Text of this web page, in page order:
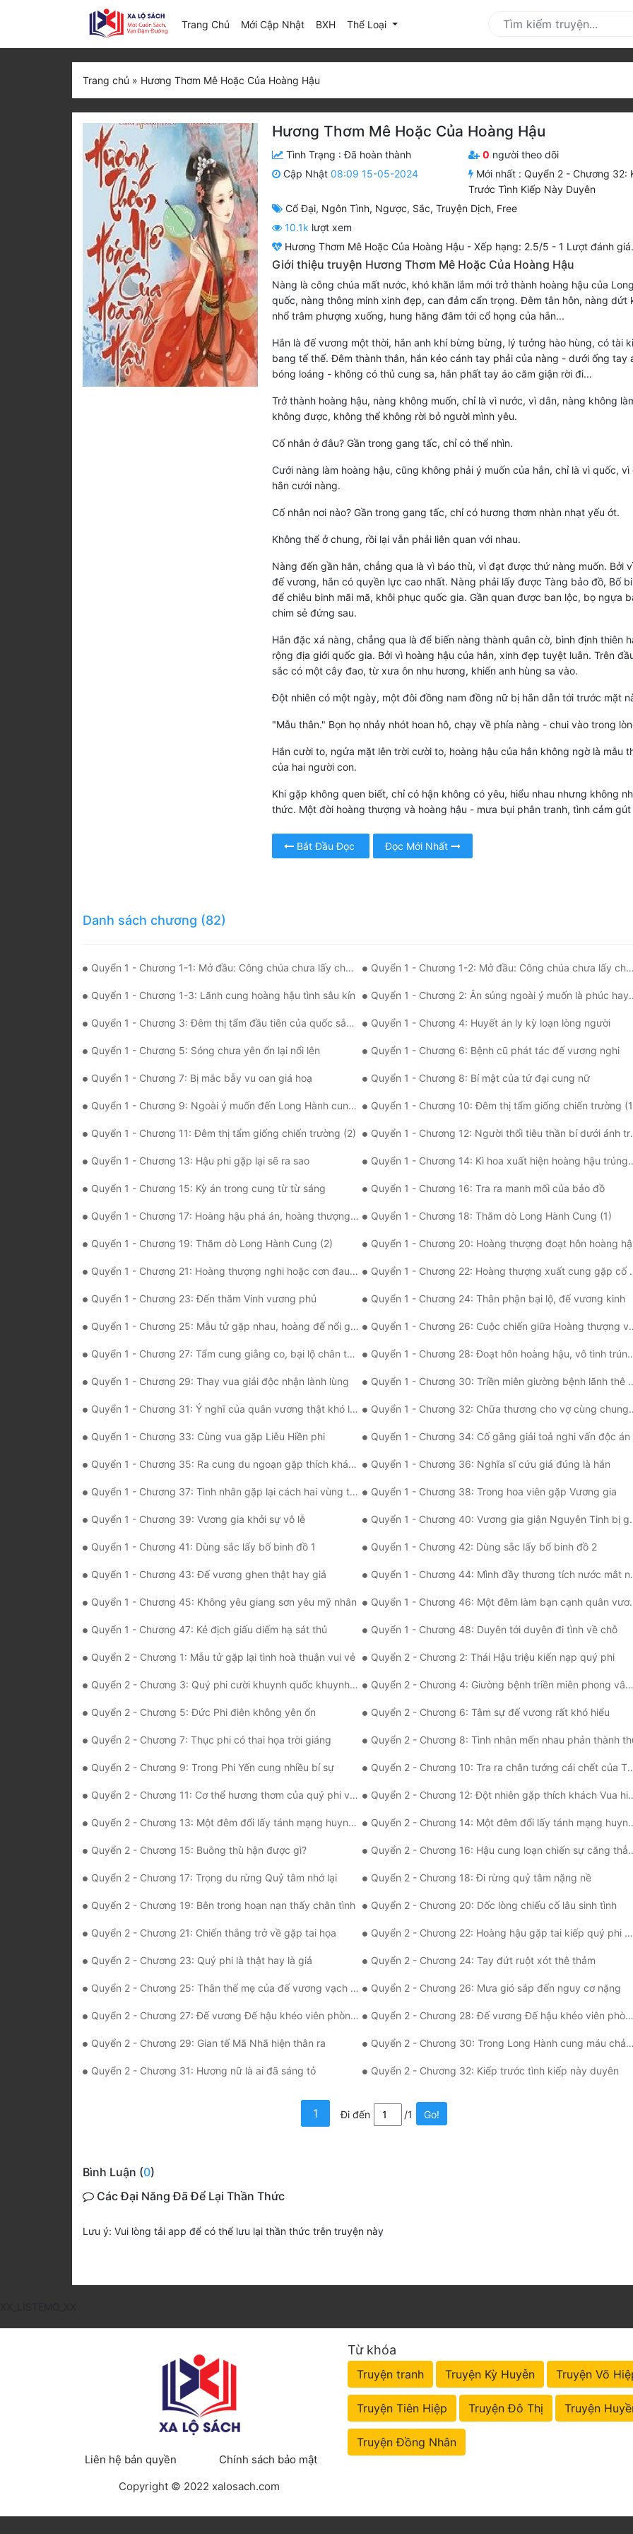
Trang Chủ Mới Cập Nhật(current)
BXH Thể Loại
Trang chủ » Hương Thơm Mê Hoặc Của Hoàng Hậu
Hương Thơm Mê Hoặc Của Hoàng Hậu
Tình Trạng :Đã hoàn thành 0 người theo dõi
Cập Nhật 08:09 15-05-2024 Mới nhất :Quyển 2 - Chương 32:
Trước Tình Kiếp Này Duyên
Cổ Đại, Ngôn Tình, Ngược, Sắc, Truyện Dịch, Free
10.1k lượt xem
Hương Thơm Mê Hoặc Của Hoàng Hậu - Xếp hạng: 2.5/5 - 1 Lượt đánh giá.
Giới thiệu truyện Hương Thơm Mê Hoặc Của Hoàng Hậu
Nàng là công chúa mất nước, khó khăn lắm mới trở thành hoàng hậu của
quốc, nàng thông minh xinh đẹp, can đảm cẩn trọng. Đêm tân hôn, nàng dứt
nhổ trâm phượng xuống, hung hăng đâm tới cổ họng của hắn...
Hắn là đế vương một thời, hắn anh khí bừng bừng, lý tưởng hào hùng, có tài
bang tế thế. Đêm thành thân, hắn kéo cánh tay phải của nàng - dưới ống tay
bóng loáng - không có thủ cung sa, hắn phất tay áo căm giận rời đi...
Trở thành hoàng hậu, nàng không muốn, chỉ là vì nước, vì dân, nàng không
không được, không thể không rời bỏ người mình yêu.
Cố nhân ở đâu? Gần trong gang tấc, chỉ có thể nhìn.
Cưới nàng làm hoàng hậu, cũng không phải ý muốn của hắn, chỉ là vì quốc, vì
hắn cưới nàng.
Cố nhân nơi nào? Gần trong gang tấc, chỉ có hương thơm nhàn nhạt yếu ớt.
Không thể ở chung, rồi lại vẫn phải liên quan với nhau.
Nàng đến gần hắn, chẳng qua là vì báo thù, vì đạt được thứ nàng muốn. Bởi
đế vương, hắn có quyền lực cao nhất. Nàng phải lấy được Tàng bảo đồ, Bố
để chiêu binh mãi mã, khôi phục quốc gia. Gần quan được ban lộc, bọ ngựa
chim sẻ đứng sau.
Hắn đặc xá nàng, chẳng qua là để biến nàng thành quân cờ, bình định thiên
rộng địa giới quốc gia. Bởi vì hoàng hậu của hắn, xinh đẹp tuyệt luân. Trên
sắc có một cây đao, từ xưa ôn nhu hương, khiến anh hùng sa vào.
Đột nhiên có một ngày, một đôi đồng nam đồng nữ bị hắn dẫn tới trước mặt
"Mẫu thân." Bọn họ nhảy nhót hoan hô, chạy về phía nàng - chui vào trong
Hắn cười to, ngửa mặt lên trời cười to, hoàng hậu của hắn không ngờ là mẫu
của hai người con.
Khi gặp không quen biết, chỉ có hận không có yêu, hiểu nhau nhưng không
thức. Một đời hoàng thượng và hoàng hậu - mưa bụi phân tranh, tình cảm gút
Bắt Đầu Đọc Đọc Mới Nhất
Danh sách chương (82)
Quyển 1 - Chương 1-1: Mở đầu: Công chúa chưa lấy chồng đã có thai Quyển 1 - Chương 1-2: Mở đầu: Công chúa chưa lấy chồng đã có thai (2)
Quyển 1 - Chương 1-3: Lãnh cung hoàng hậu tình sâu kín Quyển 1 - Chương 2: Ân sủng ngoài ý muốn là phúc hay hoạ?
Quyển 1 - Chương 3: Đêm thị tẩm đầu tiên của quốc sắc thiên hương Quyển 1 - Chương 4: Huyết án ly kỳ loạn lòng người
Quyển 1 - Chương 5: Sóng chưa yên ổn lại nổi lên Quyển 1 - Chương 6: Bệnh cũ phát tác đế vương nghi
Quyển 1 - Chương 7: Bị mắc bẫy vu oan giá hoạ Quyển 1 - Chương 8: Bí mật của tứ đại cung nữ
Quyển 1 - Chương 9: Ngoài ý muốn đến Long Hành cung thị tẩm Quyển 1 - Chương 10: Đêm thị tẩm giống chiến trường
Quyển 1 - Chương 11: Đêm thị tẩm giống chiến trường (2) Quyển 1 - Chương 12: Người thổi tiêu thần bí dưới ánh trăng
Quyển 1 - Chương 13: Hậu phi gặp lại sẽ ra sao Quyển 1 - Chương 14: Kì hoa xuất hiện hoàng hậu trúng độc
Quyển 1 - Chương 15: Kỳ án trong cung từ từ sáng Quyển 1 - Chương 16: Tra ra manh mối của bảo đồ
Quyển 1 - Chương 17: Hoàng hậu phá án, hoàng thượng đưa tiễn Quyển 1 - Chương 18: Thăm dò Long Hành Cung (1)
Quyển 1 - Chương 19: Thăm dò Long Hành Cung (2) Quyển 1 - Chương 20: Hoàng thượng đoạt hôn hoàng
Quyển 1 - Chương 21: Hoàng thượng nghi hoặc cơn đau của Hoàng Hậu Quyển 1 - Chương 22: Hoàng thượng xuất cung gặp cố nhân
Quyển 1 - Chương 23: Đến thăm Vinh vương phủ Quyển 1 - Chương 24: Thân phận bại lộ, đế vương kinh
Quyển 1 - Chương 25: Mẫu tử gặp nhau, hoàng đế nổi giận Quyển 1 - Chương 26: Cuộc chiến giữa Hoàng thượng và Hoàng hậu
Quyển 1 - Chương 27: Tẩm cung giằng co, bại lộ chân tướng Quyển 1 - Chương 28: Đoạt hôn hoàng hậu, vô tình trúng độc
Quyển 1 - Chương 29: Thay vua giải độc nhận lành lùng Quyển 1 - Chương 30: Triền miên giường bệnh lãnh thê thê
Quyển 1 - Chương 31: Ý nghĩ của quân vương thật khó lường Quyển 1 - Chương 32: Chữa thương cho vợ cùng chung phòng
Quyển 1 - Chương 33: Cùng vua gặp Liễu Hiền phi Quyển 1 - Chương 34: Cố gắng giải toả nghi vấn độc án
Quyển 1 - Chương 35: Ra cung du ngoạn gặp thích khách Quyển 1 - Chương 36: Nghĩa sĩ cứu giá đúng là hắn
Quyển 1 - Chương 37: Tình nhân gặp lại cách hai vùng trời Quyển 1 - Chương 38: Trong hoa viên gặp Vương gia
Quyển 1 - Chương 39: Vương gia khởi sự vô lễ Quyển 1 - Chương 40: Vương gia giận Nguyên Tinh bị giam
Quyển 1 - Chương 41: Dùng sắc lấy bố binh đồ 1 Quyển 1 - Chương 42: Dùng sắc lấy bố binh đồ 2
Quyển 1 - Chương 43: Đế vương ghen thật hay giả Quyển 1 - Chương 44: Mình đầy thương tích nước mắt như mưa
Quyển 1 - Chương 45: Không yêu giang sơn yêu mỹ nhân Quyển 1 - Chương 46: Một đêm làm bạn cạnh quân vương
Quyển 1 - Chương 47: Kẻ địch giấu diếm hạ sát thủ Quyển 1 - Chương 48: Duyên tới duyên đi tình về chỗ
Quyển 2 - Chương 1: Mẫu tử gặp lại tình hoà thuận vui vẻ Quyển 2 - Chương 2: Thái Hậu triệu kiến nạp quý phi
Quyển 2 - Chương 3: Quý phi cười khuynh quốc khuynh thành Quyển 2 - Chương 4: Giường bệnh triền miên phong vân nổi
Quyển 2 - Chương 5: Đức Phi điên không yên ổn Quyển 2 - Chương 6: Tâm sự đế vương rất khó hiểu
Quyển 2 - Chương 7: Thục phi có thai họa trời giáng Quyển 2 - Chương 8: Tình nhân mến nhau phản thành
Quyển 2 - Chương 9: Trong Phi Yến cung nhiều bí sự Quyển 2 - Chương 10: Tra ra chân tướng cái chết của Thục phi
Quyển 2 - Chương 11: Cơ thể hương thơm của quý phi vốn không thơm Quyển 2 - Chương 12: Đột nhiên gặp thích khách Vua hiểu lầm
Quyển 2 - Chương 13: Một đêm đổi lấy tánh mạng huynh (một) Quyển 2 - Chương 14: Một đêm đổi lấy tánh mạng huynh (hai)
Quyển 2 - Chương 15: Buông thù hận được gì? Quyển 2 - Chương 16: Hậu cung loạn chiến sự căng thẳng
Quyển 2 - Chương 17: Trọng du rừng Quỷ tâm nhớ lại Quyển 2 - Chương 18: Đi rừng quỷ tâm nặng nề
Quyển 2 - Chương 19: Bên trong hoạn nạn thấy chân tình Quyển 2 - Chương 20: Dốc lòng chiếu cố lâu sinh tình
Quyển 2 - Chương 21: Chiến thắng trở về gặp tai họa Quyển 2 - Chương 22: Hoàng hậu gặp tai kiếp quý phi độc
Quyển 2 - Chương 23: Quý phi là thật hay là giả Quyển 2 - Chương 24: Tay đứt ruột xót thê thảm
Quyển 2 - Chương 25: Thân thế mẹ của đế vương vạch trần Quyển 2 - Chương 26: Mưa gió sắp đến nguy cơ nặng
Quyển 2 - Chương 27: Đế vương Đế hậu khéo viên phòng (1) Quyển 2 - Chương 28: Đế vương Đế hậu khéo viên phòng (2)
Quyển 2 - Chương 29: Gian tế Mã Nhã hiện thân ra Quyển 2 - Chương 30: Trong Long Hành cung máu chảy đầm đìa
Quyển 2 - Chương 31: Hương nữ là ai đã sáng tỏ Quyển 2 - Chương 32: Kiếp trước tình kiếp này duyên
1 Đi đến /1 Go!
Bình Luận (0)
Các Đại Năng Đã Để Lại Thần Thức
Lưu ý: Vui lòng tải app để có thể lưu lại thần thức trên truyện này
Liên hệ bản quyền
Chính sách bảo mật
Copyright © 2022 xalosach.com
Từ khóa
Truyện tranh Truyện Kỳ Huyễn Truyện Võ
Truyện Tiên Hiệp Truyện Đô Thị Truyện
Truyện Đồng Nhân